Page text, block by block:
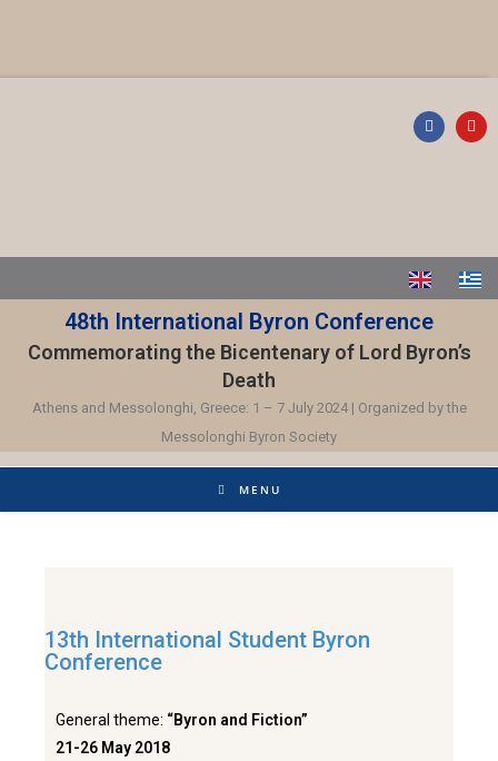
48th International Byron Conference
Commemorating the Bicentenary of Lord Byron’s
Death
Athens and Messolonghi, Greece: 1 – 7 July 2024 | Organized by the
Messolonghi Byron Society
MENU
13th International Student Byron
Conference
General theme: “Byron and Fiction”
21-26 May 2018